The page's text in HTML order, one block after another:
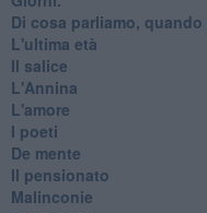
Di cosa parliamo,
L'ultima età
Il salice
L'Annina
L'amore
I poeti
De mente
Il pensionato
Malinconie